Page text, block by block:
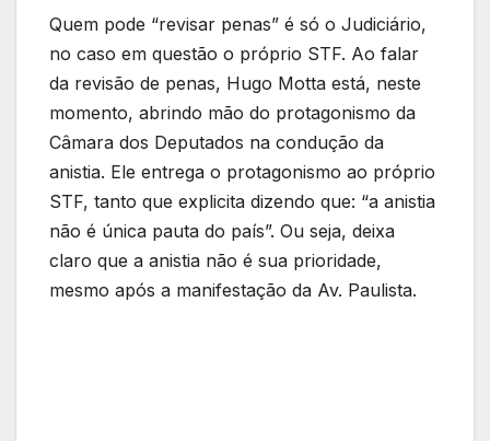
Quem pode “revisar penas” é só o Judiciário,
no caso em questão o próprio STF. Ao falar
da revisão de penas, Hugo Motta está, neste
momento, abrindo mão do protagonismo da
Câmara dos Deputados na condução da
anistia. Ele entrega o protagonismo ao próprio
STF, tanto que explicita dizendo que: “a anistia
não é única pauta do país”. Ou seja, deixa
claro que a anistia não é sua prioridade,
mesmo após a manifestação da Av. Paulista.